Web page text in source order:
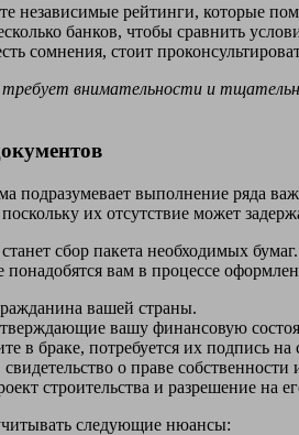
независимые рейтинги, которые
банков, чтобы сравнить
сомнения, стоит
внимательности и
подразумевает выполнение ряда
их отсутствие может
сбор пакета необходимых
вам в процессе
вашей страны.
вашу финансовую
в браке, потребуется их подпись
свидетельство о праве
строительства и разрешение на
следующие нюансы: